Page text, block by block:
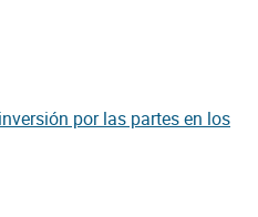
por las partes en los